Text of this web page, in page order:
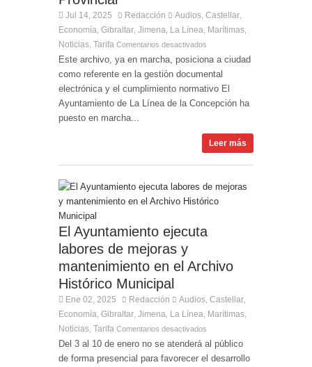
Jul 14, 2025 Redacción Audios, Castellar,
Economía, Gibraltar, Jimena, La Línea, Marítimas,
Noticias, Tarifa Comentarios desactivados
Este archivo, ya en marcha, posiciona a ciudad
como referente en la gestión documental
electrónica y el cumplimiento normativo El
Ayuntamiento de La Línea de la Concepción ha
puesto en marcha...
Leer más
El Ayuntamiento ejecuta
labores de mejoras y
mantenimiento en el Archivo
Histórico Municipal
Ene 02, 2025 Redacción Audios, Castellar,
Economía, Gibraltar, Jimena, La Línea, Marítimas,
Noticias, Tarifa Comentarios desactivados
Del 3 al 10 de enero no se atenderá al público
de forma presencial para favorecer el desarrollo